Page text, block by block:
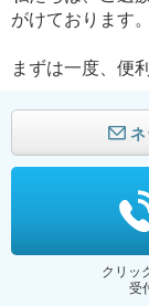
がけております。
まずは一度、便
ネ
クリッ
受